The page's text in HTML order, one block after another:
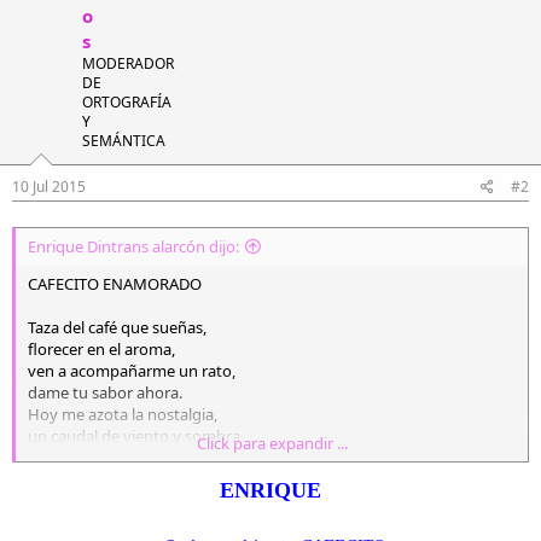
o
s
MODERADOR
DE
ORTOGRAFÍA
Y
SEMÁNTICA
10 Jul 2015 #2
Enrique Dintrans alarcón dijo:
CAFECITO ENAMORADO
Taza del café que sueñas,
florecer en el aroma,
ven a acompañarme un rato,
dame tu sabor ahora.
Hoy me azota la nostalgia,
un caudal de viento y sombra
Y me siento muy maltrecho,
Click para expandir ...
ENRIQUE